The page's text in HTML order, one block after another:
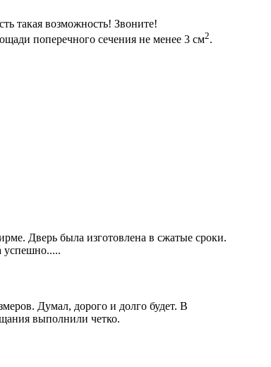
такая возможность! Звоните!
поперечного сечения не менее 3 см2.
Дверь была изготовлена в сжатые сроки.
успешно.....
Думал, дорого и долго будет. В
выполнили четко.